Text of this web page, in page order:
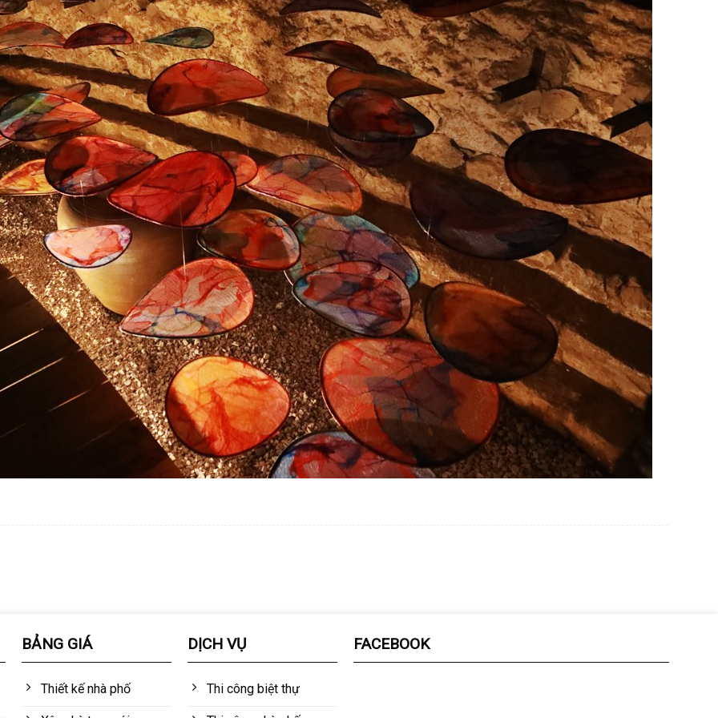
BẢNG GIÁ
Thiết kế nhà phố
DỊCH VỤ
Thi công biệt thự
FACEBOOK